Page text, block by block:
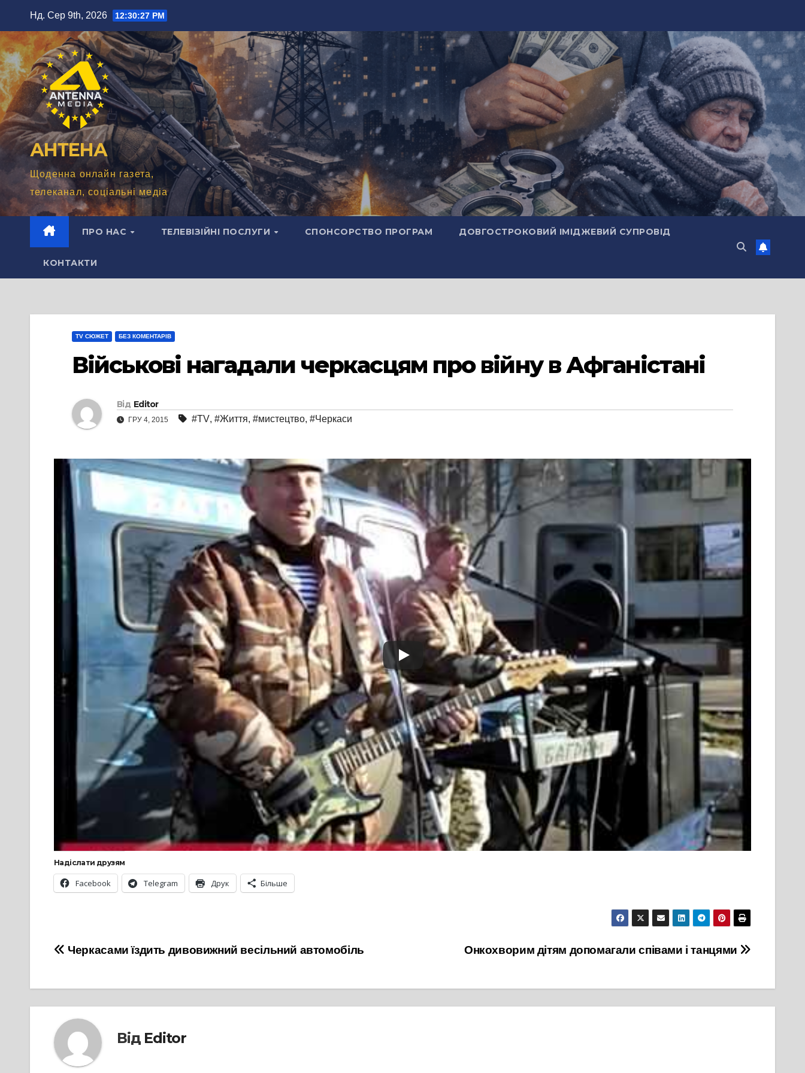
вмісту
Нд. Сер 9th, 2026 12:30:28 PM
АНТЕНА
Щоденна онлайн газета,
телеканал, соціальні медіа
ПРО НАС ТЕЛЕВІЗІЙНІ ПОСЛУГИ СПОНСОРСТВО ПРОГРАМ ДОВГОСТРОКОВИЙ ІМІДЖЕВИЙ СУПРОВІД
КОНТАКТИ
TV СЮЖЕТ БЕЗ КОМЕНТАРІВ
Військові нагадали черкасцям про війну в Афганістані
Від Editor
ГРУ 4, 2015 #TV, #Життя, #мистецтво, #Черкаси
Надіслати друзям
Facebook Telegram Друк Більше
Навігація
Онкохворим дітям допомагали співами і танцями
Черкасами їздить дивовижний весільний автомобіль
Від Editor